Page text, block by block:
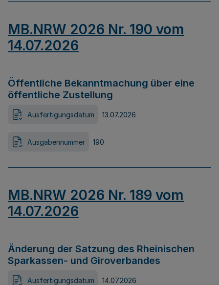
MB.NRW 2026 Nr. 190 vom
14.07.2026
Öffentliche Bekanntmachung über eine
öffentliche Zustellung
Ausfertigungsdatum 13.07.2026
Ausgabennummer 190
MB.NRW 2026 Nr. 189 vom
14.07.2026
Änderung der Satzung des Rheinischen
Sparkassen- und Giroverbandes
Ausfertigungsdatum 14.07.2026